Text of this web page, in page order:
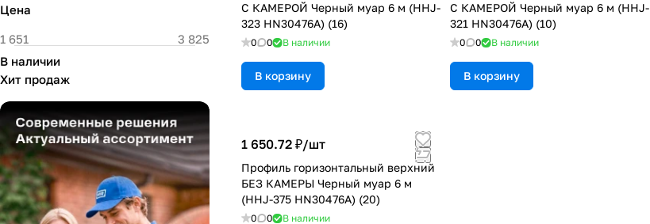
С КАМЕРОЙ Черный муар 6 м (HHJ-
323 HN30476A) (16)
0 0 В наличии
В корзину
С КАМЕРОЙ Черный муар 6 м (HHJ-
321 HN30476A) (10)
0 0 В наличии
В корзину
1 650.72 ₽/шт
Профиль горизонтальный верхний
БЕЗ КАМЕРЫ Черный муар 6 м
(HHJ-375 HN30476A) (20)
0 0 В наличии
Цена
В наличии
Хит продаж